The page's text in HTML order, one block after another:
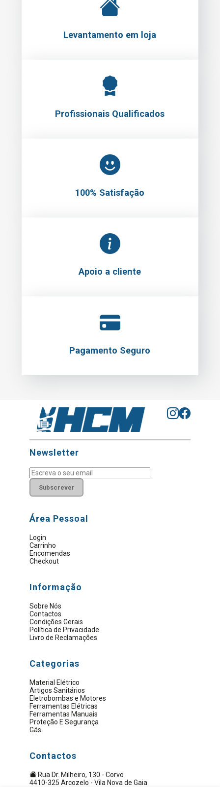
Levantamento em loja
Profissionais Qualificados
100% Satisfação
Apoio a cliente
Pagamento Seguro
Newsletter
Subscrever
Área Pessoal
Login
Carrinho
Encomendas
Checkout
Informação
Sobre Nós
Contactos
Condições Gerais
Política de Privacidade
Livro de Reclamações
Categorias
Material Elétrico
Artigos Sanitários
Eletrobombas e Motores
Ferramentas Elétricas
Ferramentas Manuais
Proteção E Segurança
Gás
Contactos
Rua Dr. Milheiro, 130 - Corvo
4410-325 Arcozelo - Vila Nova de Gaia